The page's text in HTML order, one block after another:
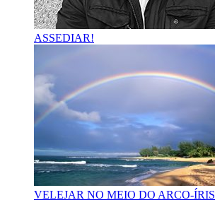
ASSEDIAR!
VELEJAR NO MEIO DO ARCO-ÍRIS